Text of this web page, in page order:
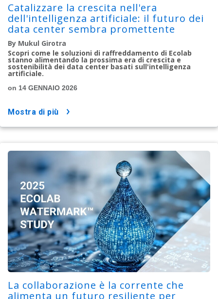
Catalizzare la crescita nell'era
dell'intelligenza artificiale: il futuro dei
data center sembra promettente
By Mukul Girotra
Scopri come le soluzioni di raffreddamento di Ecolab
stanno alimentando la prossima era di crescita e
sostenibilità dei data center basati sull'intelligenza
artificiale.
on 14 GENNAIO 2026
mostra di più
La collaborazione è la corrente che
alimenta un futuro resiliente per